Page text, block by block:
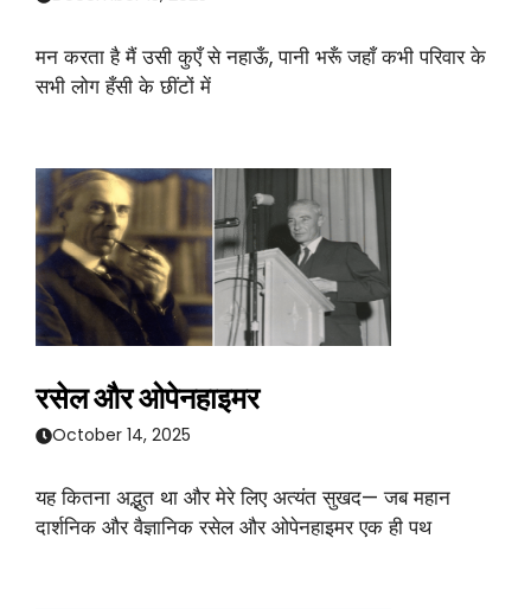
मन करता है मैं उसी कुएँ से नहाऊँ, पानी भरूँ जहाँ कभी परिवार के
सभी लोग हँसी के छींटों में
रसेल और ओपेनहाइमर
October 14, 2025
यह कितना अद्भुत था और मेरे लिए अत्यंत सुखद— जब महान
दार्शनिक और वैज्ञानिक रसेल और ओपेनहाइमर एक ही पथ